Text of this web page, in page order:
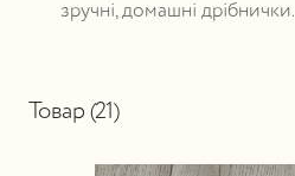
зручні, домашні дрібнички.
Товар (21)